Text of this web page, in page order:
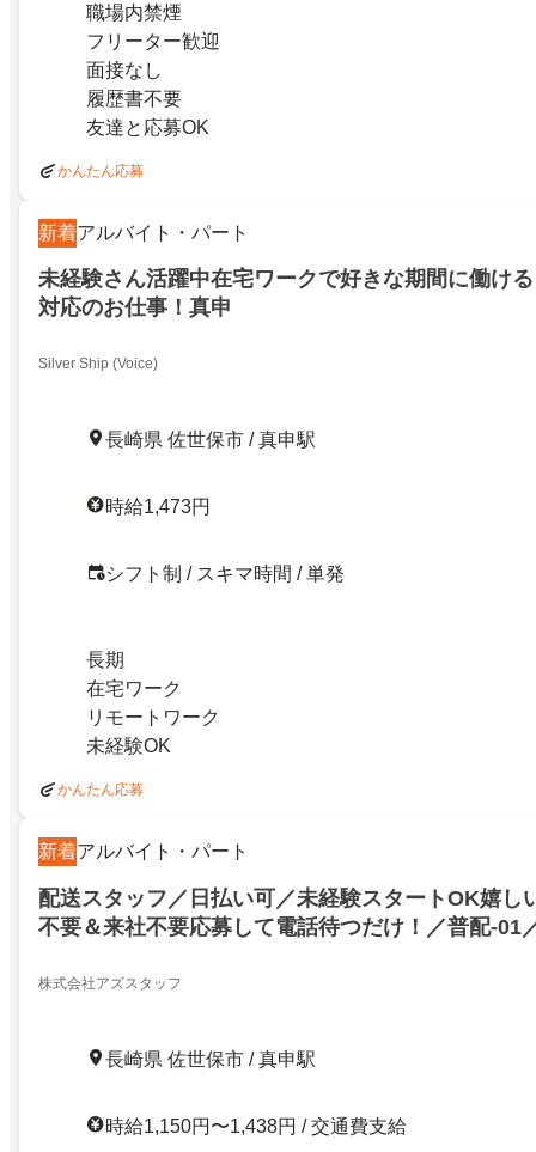
職場内禁煙
フリーター歓迎
面接なし
履歴書不要
友達と応募OK
かんたん応募
新着アルバイト・パート
未経験さん活躍中在宅ワークで好きな期間に働け
対応のお仕事！真申
Silver Ship (Voice)
長崎県 佐世保市 / 真申駅
時給1,473円
シフト制 / スキマ時間 / 単発
長期
在宅ワーク
リモートワーク
未経験OK
かんたん応募
新着アルバイト・パート
配送スタッフ／日払い可／未経験スタートOK嬉し
不要＆来社不要応募して電話待つだけ！／普配-01
履歴書不要＆来社不要応募して電話待つだけ！／
株式会社アズスタッフ
長崎県 佐世保市 / 真申駅
時給1,150円〜1,438円 / 交通費支給